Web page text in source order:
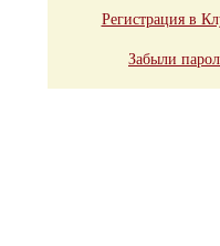
Регистрация в
Забыли